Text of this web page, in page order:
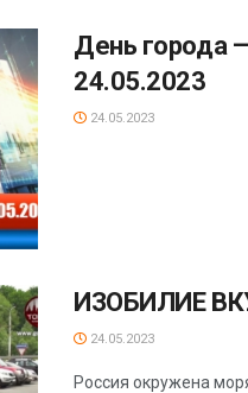
День города
24.05.2023
24.05.2023
ИЗОБИЛИЕ
24.05.2023
Россия окружена